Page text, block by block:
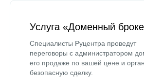
Услуга «Доменный
Специалисты Руцентра проведут
переговоры с администратором
его продаже по вашей цене и
безопасную сделку.